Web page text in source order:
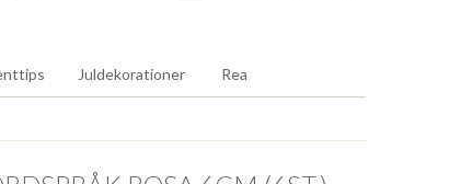
Juldekorationer Rea